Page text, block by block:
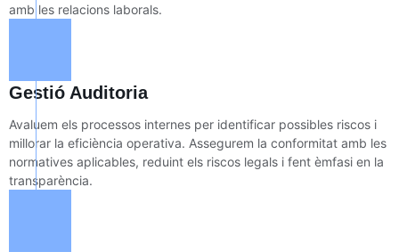
amb les relacions laborals.
Gestió Auditoria
Avaluem els processos internes per identificar possibles riscos i
millorar la eficiència operativa. Assegurem la conformitat amb les
normatives aplicables, reduint els riscos legals i fent èmfasi en la
transparència.